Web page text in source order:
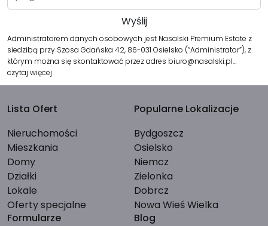
Administratorem danych osobowych jest Nasalski Premium Estate z
siedzibą przy Szosa Gdańska 42, 86-031 Osielsko (“Administrator”), z
którym można się skontaktować przez adres biuro@nasalski.pl…
czytaj więcej
Lista Ofert
Nieruchomości
Mieszkania
Domy
Działki
Lokale
Oferty specjalne
Popularne Lokalizacje
Bydgoszcz
Osielsko
Niemcz
Zielonka
Dobrcz
Nowa Wieś Wielka
Formularze
Blog